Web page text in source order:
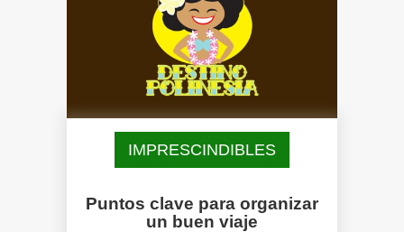
IMPRESCINDIBLES
Puntos clave para organizar
un buen viaje